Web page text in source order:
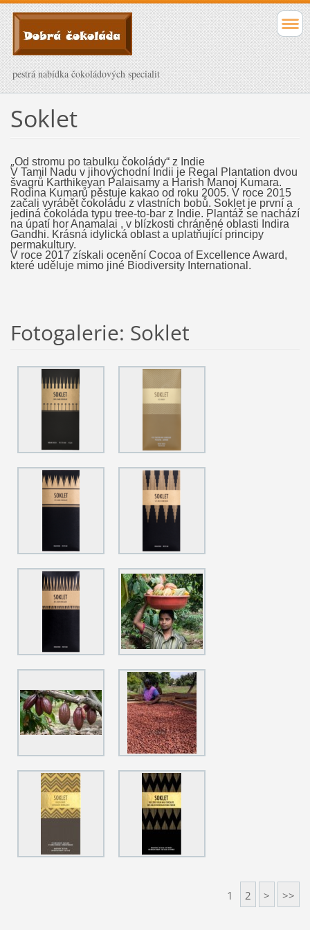
pestrá nabídka čokoládových specialit
Soklet
„Od stromu po tabulku čokolády“ z Indie
V Tamil Nadu v jihovýchodní Indii je Regal Plantation dvou
švagrů Karthikeyan Palaisamy a Harish Manoj Kumara.
Rodina Kumarů pěstuje kakao od roku 2005. V roce 2015
začali vyrábět čokoládu z vlastních bobů. Soklet je první a
jediná čokoláda typu tree-to-bar z Indie. Plantáž se nachází
na úpatí hor Anamalai , v blízkosti chráněné oblasti Indira
Gandhi. Krásná idylická oblast a uplatňující principy
permakultury.
V roce 2017 získali ocenění Cocoa of Excellence Award,
které uděluje mimo jiné Biodiversity International.
Fotogalerie: Soklet
1 2 > >>